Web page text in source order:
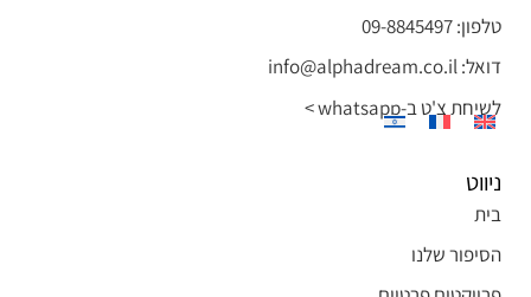
עיצוב בעץ בצור משה
טלפון: 09-8845497
דואל: info@alphadream.co.il
לשיחת צ'ט ב-whatsapp >
ניווט
בית
הסיפור שלנו